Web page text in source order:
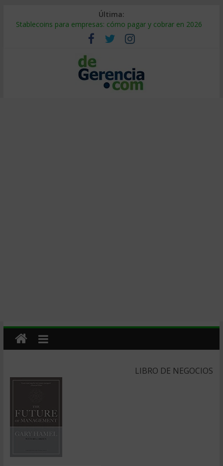
Última:
Stablecoins para empresas: cómo pagar y cobrar en 2026
Despido silencioso: qué es y por qué sale tan caro
IA en selección de personal: cómo auditarla a tiempo
Trabajo forzoso en la cadena de suministro: qué hacer
Mercado hispano de EE. UU.: cómo segmentarlo y venderle
LIBRO DE NEGOCIOS